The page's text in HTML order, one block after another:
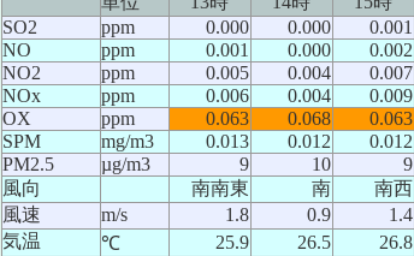
SO2
ppm 0.000 0.000 0.001
NO
ppm 0.001 0.000 0.002
NO2
ppm 0.005 0.004 0.007
NOx
ppm 0.006 0.004 0.009
OX
ppm 0.063 0.068 0.063
SPM
mg/m3 0.013 0.012 0.012
PM2.5
µg/m3 9 10 9
風向
南南東 南 南西
風速
m/s 1.8 0.9 1.4
気温
℃ 25.9 26.5 26.8